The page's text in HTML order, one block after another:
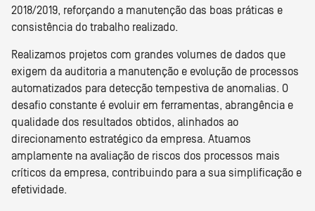
2018/2019, reforçando a manutenção das boas práticas e
consistência do trabalho realizado.
Realizamos projetos com grandes volumes de dados que
exigem da auditoria a manutenção e evolução de processos
automatizados para detecção tempestiva de anomalias. O
desafio constante é evoluir em ferramentas, abrangência e
qualidade dos resultados obtidos, alinhados ao
direcionamento estratégico da empresa. Atuamos
amplamente na avaliação de riscos dos processos mais
críticos da empresa, contribuindo para a sua simplificação e
efetividade.